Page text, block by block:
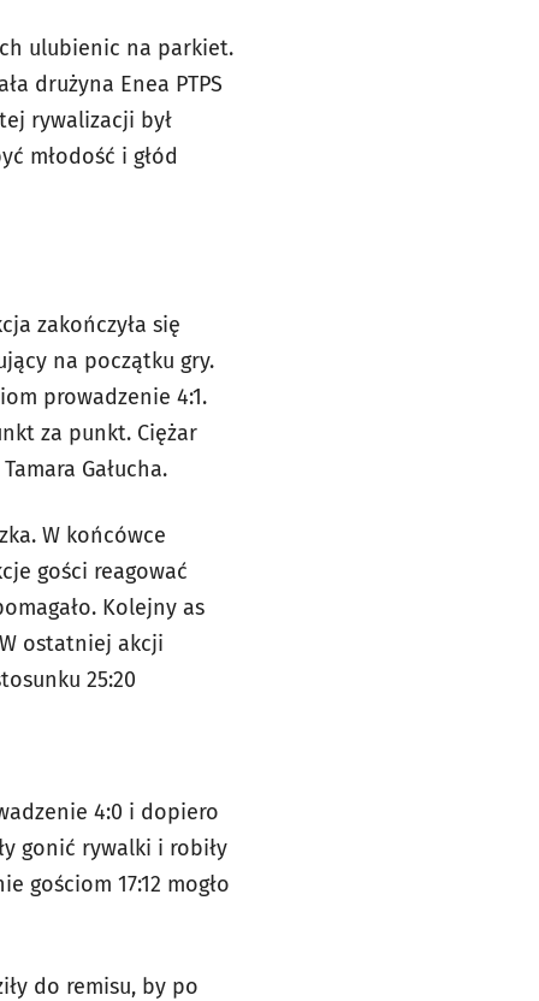
ulubienic na parkiet.
drużyna Enea PTPS
rywalizacji był
młodość i głód
zakończyła się
na początku gry.
prowadzenie 4:1.
za punkt. Ciężar
Gałucha.
W końcówce
gości reagować
Kolejny as
ostatniej akcji
25:20
4:0 i dopiero
gonić rywalki i robiły
gościom 17:12 mogło
do remisu, by po